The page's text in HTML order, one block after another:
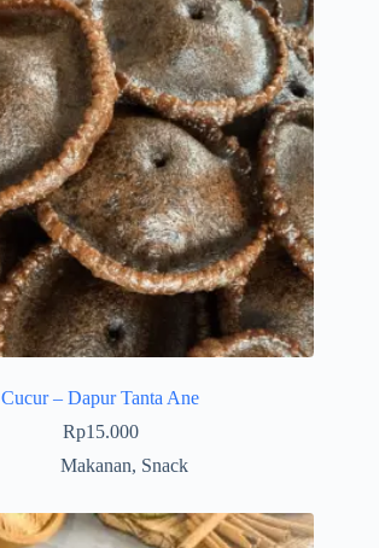
Cucur – Dapur Tanta Ane
Rp15.000
Makanan, Snack